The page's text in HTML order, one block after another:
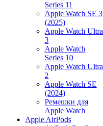
Series 11
Apple Watch SE 3
(2025)
Apple Watch Ultra
3
Apple Watch
Series 10
Apple Watch Ultra
2
Apple Watch SE
(2024)
Ремешки для
Apple Watch
Apple AirPods